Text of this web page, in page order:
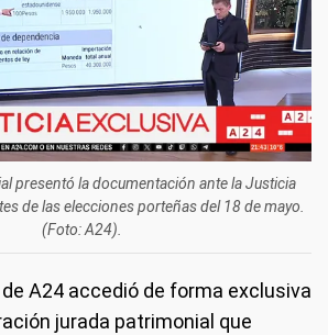
presentó la documentación ante la Justicia
de las elecciones porteñas del 18 de mayo.
(Foto: A24).
de A24 accedió de forma exclusiva
jurada patrimonial que